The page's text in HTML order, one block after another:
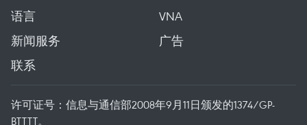
语言
VNA
新闻服务
广告
联系
许可证号：信息与通信部2008年9月11日颁发的1374/GP-
BTTTT。